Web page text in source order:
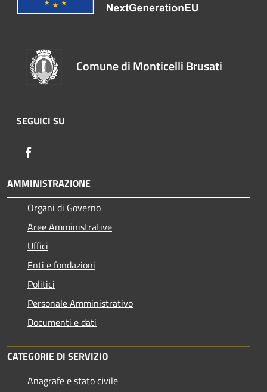
Comune di Monticelli Brusati
SEGUICI SU
AMMINISTRAZIONE
Organi di Governo
Aree Amministrative
Uffici
Enti e fondazioni
Politici
Personale Amministrativo
Documenti e dati
CATEGORIE DI SERVIZIO
Anagrafe e stato civile